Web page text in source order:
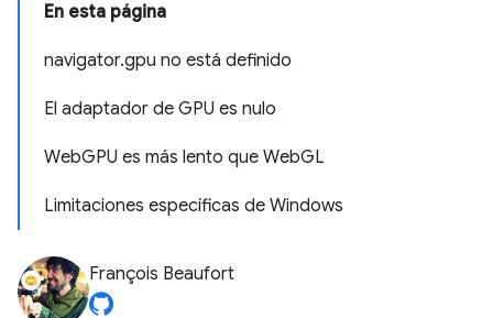
En esta página
navigator.gpu no está definido
El adaptador de GPU es nulo
WebGPU es más lento que WebGL
Limitaciones específicas de Windows
François Beaufort